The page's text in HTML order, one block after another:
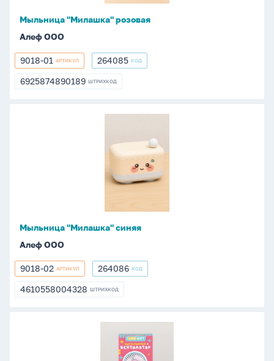
Мыльница "Милашка" розовая
Алеф ООО
9018-
01
9018-01 АРТИКУЛ 264085
264085 КОД
6925874890189
6925874890189 ШТРИХКОД
Мыльница "Милашка" синяя
Алеф ООО
9018-
02
9018-02 АРТИКУЛ 264086
264086 КОД
4610558004328
4610558004328 ШТРИХКОД